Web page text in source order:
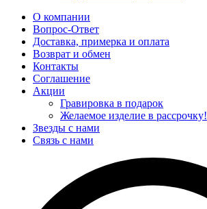
О компании
Вопрос-Ответ
Доставка, примерка и оплата
Возврат и обмен
Контакты
Соглашение
Акции
Гравировка в подарок
Желаемое изделие в рассрочку!
Звезды с нами
Связь с нами